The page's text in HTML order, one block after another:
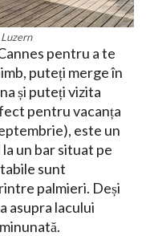
pentru a te
puteți merge în
și puteți vizita
pentru vacanța
este un
un bar situat pe
sunt
palmieri. Deși
asupra lacului